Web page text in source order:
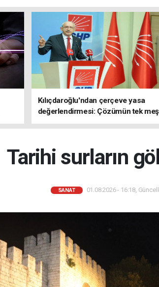
Kılıçdaroğlu'ndan çerçeve yasa
değerlendirmesi: Çözümün tek
adresi TBMM'dir
Tarihi surların
SANAT 01.08.2026 - 16:18,